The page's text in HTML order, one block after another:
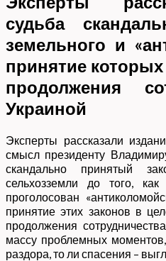
судьба
земельного и
принятие
продолжения
Украиной
Эксперты рассказали
смысл президенту
скандально принятый
сельхозземли до того,
проголосован
принятие этих законов в
продолжения
массу проблемных
раздора, то ли спасения –